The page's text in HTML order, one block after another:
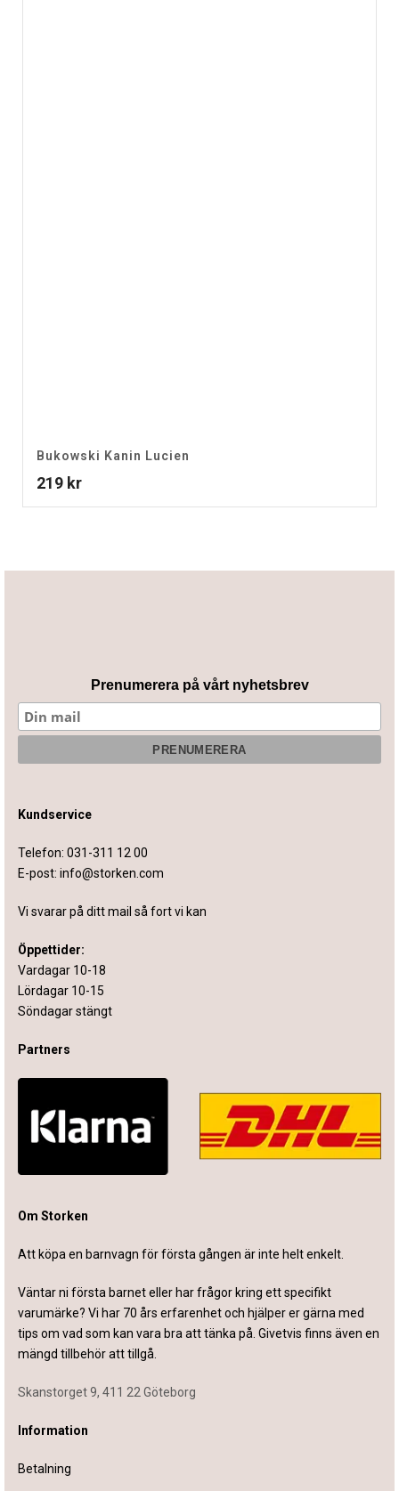
Bukowski Kanin Lucien
219 kr
Prenumerera på vårt nyhetsbrev
Kundservice
Telefon: 031-311 12 00
E-post: info@storken.com
Vi svarar på ditt mail så fort vi kan
Öppettider:
Vardagar 10-18
Lördagar 10-15
Söndagar stängt
Partners
Om Storken
Att köpa en barnvagn för första gången är inte helt enkelt.
Väntar ni första barnet eller har frågor kring ett specifikt
varumärke? Vi har 70 års erfarenhet och hjälper er gärna med
tips om vad som kan vara bra att tänka på. Givetvis finns även en
mängd tillbehör att tillgå.
Skanstorget 9, 411 22 Göteborg
Information
Betalning